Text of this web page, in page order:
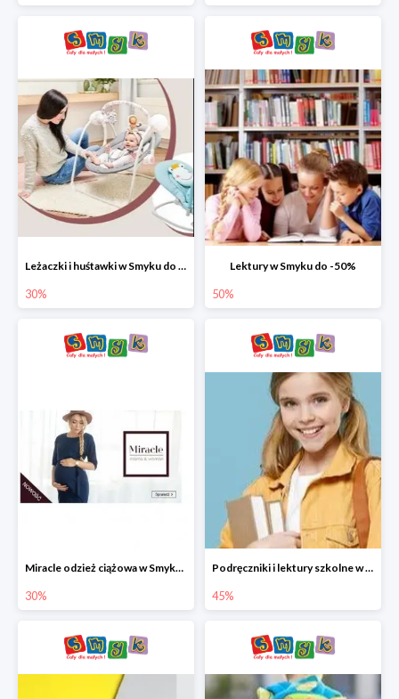
Leżaczki i huśtawki w Smyku do -30%
30%
Lektury w Smyku do -50%
50%
Miracle odzież ciążowa w Smyku co -30%
30%
Podręczniki i lektury szkolne w Smyku do -45%
45%